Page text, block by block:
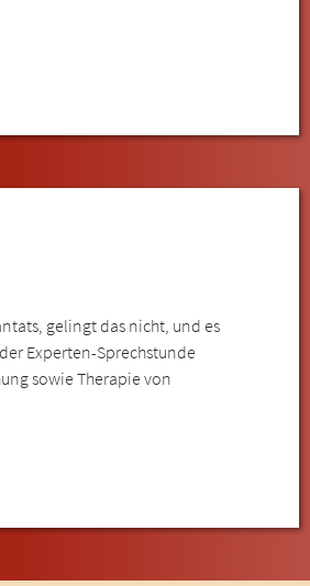
gelingt das nicht, und es
Experten-Sprechstunde
sowie Therapie von